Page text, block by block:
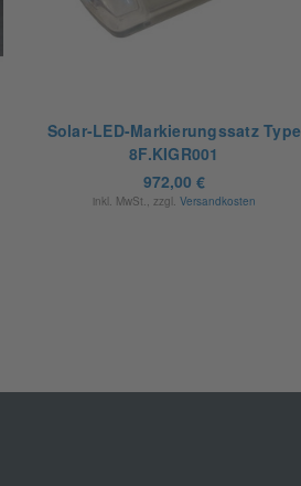
Solar-LED-Markierungssatz Type
8F.KIGR001
972,00 €
inkl. MwSt., zzgl. Versandkosten